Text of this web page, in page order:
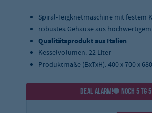
Spiral-Teigknetmaschine mit festem
robustes Gehäuse aus
Qualitätsprodukt aus Italien
Kesselvolumen: 22 Liter
Produktmaße (BxTxH): 400 x 700 x
DEAL ALARM! NOCH 5 TG